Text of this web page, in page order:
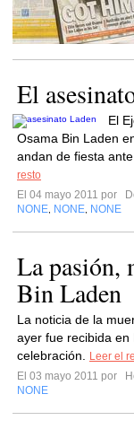
El
El
Osama Bin Laden
andan de fiesta
resto
El 04 mayo 2011 por
NONE NONE NONE
La pasión,
Bin Laden
La noticia de la
ayer fue recibida en
celebración.
Leer el
El 03 mayo 2011 por
NONE